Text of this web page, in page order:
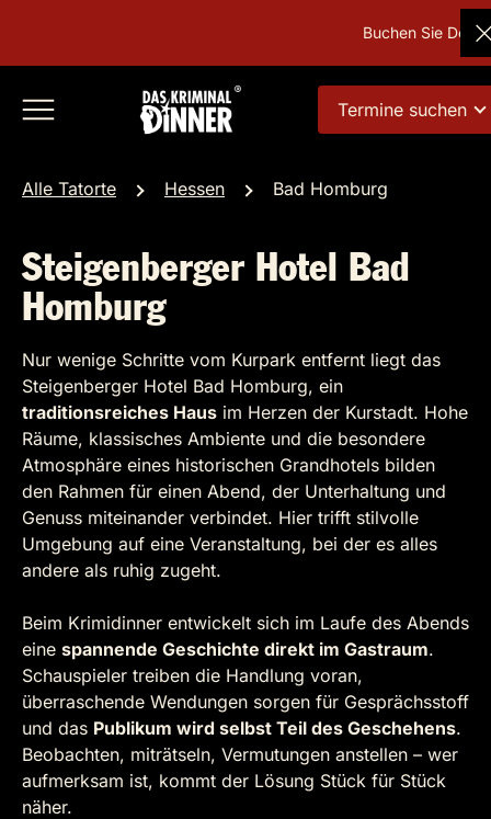
Buchen Sie
Termine suchen
Alle Tatorte Hessen Bad Homburg
Steigenberger Hotel Bad
Homburg
Nur wenige Schritte vom Kurpark entfernt liegt das
Steigenberger Hotel Bad Homburg, ein
traditionsreiches Haus im Herzen der Kurstadt. Hohe
Räume, klassisches Ambiente und die besondere
Atmosphäre eines historischen Grandhotels bilden
den Rahmen für einen Abend, der Unterhaltung und
Genuss miteinander verbindet. Hier trifft stilvolle
Umgebung auf eine Veranstaltung, bei der es alles
andere als ruhig zugeht.
Beim Krimidinner entwickelt sich im Laufe des Abends
eine spannende Geschichte direkt im Gastraum.
Schauspieler treiben die Handlung voran,
überraschende Wendungen sorgen für Gesprächsstoff
und das Publikum wird selbst Teil des Geschehens.
Beobachten, miträtseln, Vermutungen anstellen – wer
aufmerksam ist, kommt der Lösung Stück für Stück
näher.